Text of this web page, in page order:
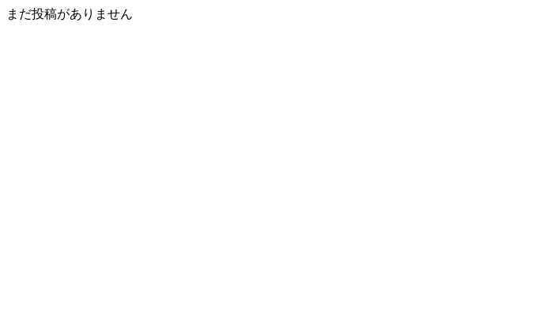
まだ投稿がありません